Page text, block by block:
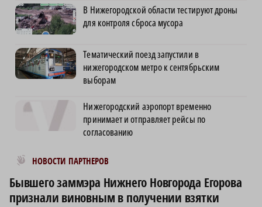
В Нижегородской области тестируют дроны
для контроля сброса мусора
Тематический поезд запустили в
нижегородском метро к сентябрьским
выборам
Нижегородский аэропорт временно
принимает и отправляет рейсы по
согласованию
НОВОСТИ ПАРТНЕРОВ
Новости МирТесен
Бывшего заммэра Нижнего Новгорода Егорова
признали виновным в получении взятки